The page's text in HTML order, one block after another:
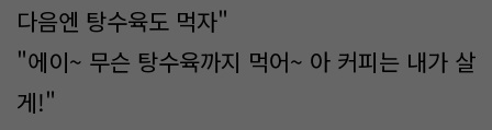
다음엔 탕수육도 먹자"
"에이~ 무슨 탕수육까지 먹어~ 아 커피는 내가 살
게!"